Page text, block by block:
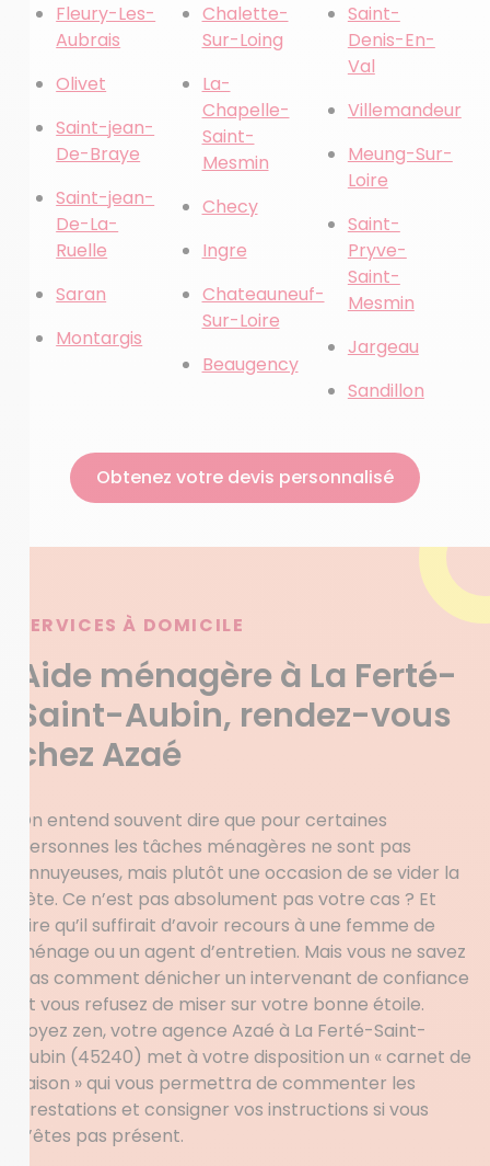
Fleury-Les-
Aubrais
Olivet
Saint-jean-
De-Braye
Saint-jean-
De-La-
Ruelle
Saran
Montargis
Chalette-
Sur-Loing
La-
Chapelle-
Saint-
Mesmin
Checy
Ingre
Chateauneuf-
Sur-Loire
Beaugency
Saint-
Denis-En-
Val
Villemandeur
Meung-Sur-
Loire
Saint-
Pryve-
Saint-
Mesmin
Jargeau
Sandillon
Obtenez votre devis personnalisé
SERVICES À DOMICILE
Aide ménagère à La Ferté-
Saint-Aubin, rendez-vous
chez Azaé
On entend souvent dire que pour certaines
personnes les tâches ménagères ne sont pas
ennuyeuses, mais plutôt une occasion de se vider la
tête. Ce n’est pas absolument pas votre cas ? Et
dire qu’il suffirait d’avoir recours à une femme de
ménage ou un agent d’entretien. Mais vous ne savez
pas comment dénicher un intervenant de confiance
et vous refusez de miser sur votre bonne étoile.
Soyez zen, votre agence Azaé à La Ferté-Saint-
Aubin (45240) met à votre disposition un « carnet de
liaison » qui vous permettra de commenter les
prestations et consigner vos instructions si vous
n’êtes pas présent.